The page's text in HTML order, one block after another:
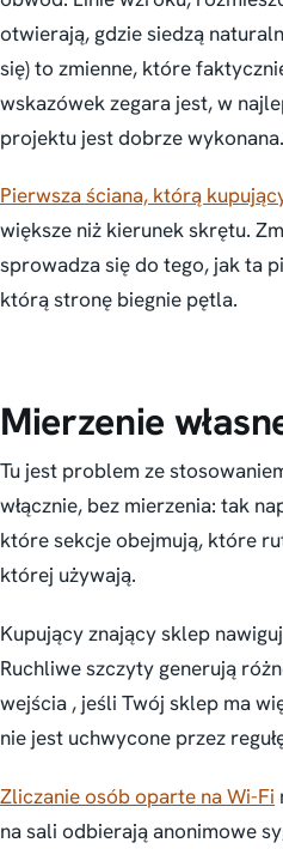
otwierają, gdzie siedzą
się) to zmienne, które
wskazówek zegara jest, w
projektu jest dobrze wykonana.
Pierwsza ściana, którą
większe niż kierunek skrętu.
sprowadza się do tego, jak ta
którą stronę biegnie pętla.
Mierzenie
Tu jest problem ze
włącznie, bez mierzenia: tak
które sekcje obejmują, które
której używają.
Kupujący znający sklep
Ruchliwe szczyty generują
wejścia , jeśli Twój sklep ma
nie jest uchwycone przez
Zliczanie osób oparte na Wi-Fi
na sali odbierają anonimowe